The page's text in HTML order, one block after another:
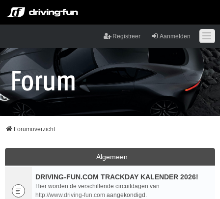
Aanmelden
Registreer
Forumoverzicht
Algemeen
DRIVING-FUN.COM TRACKDAY KALENDER 2026!
Hier worden de verschillende circuitdagen van
http://www.driving-fun.com aangekondigd.